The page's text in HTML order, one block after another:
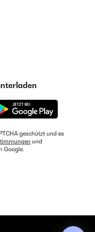
geschützt und es
und
Google.